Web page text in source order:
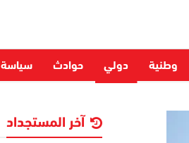
وطنية دولي حوادث سياسة
آخر المستجداد